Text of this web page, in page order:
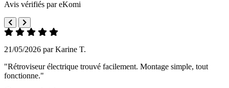
Avis vérifiés par eKomi
21/05/2026 par Karine T.
"Rétroviseur électrique trouvé facilement. Montage simple, tout
fonctionne."